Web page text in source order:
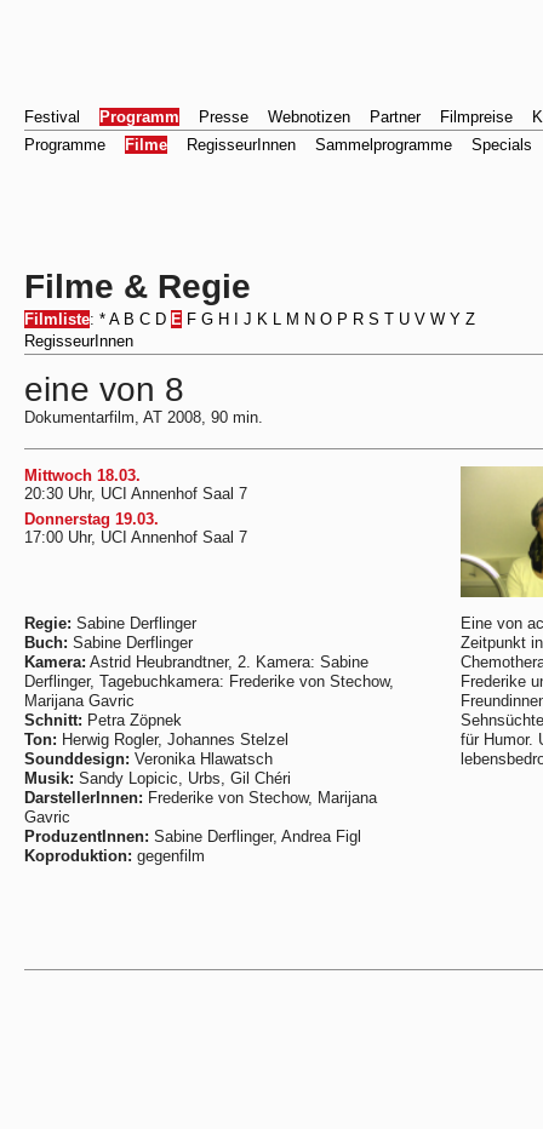
Festival Programm Presse Webnotizen Partner Filmpreise
Programme
Filme RegisseurInnen Sammelprogramme Specials
Filme & Regie
Filmliste: * A B C D E F G H J K L M N O P R S T U V W Y Z
RegisseurInnen
eine von 8
Dokumentarfilm, AT 2008, 90 min.
Mittwoch 18.03.
20:30 Uhr, UCI Annenhof Saal 7
Donnerstag 19.03.
17:00 Uhr, UCI Annenhof Saal 7
Regie: Sabine Derflinger
Buch: Sabine Derflinger
Kamera: Astrid Heubrandtner, 2. Kamera: Sabine
Derflinger, Tagebuchkamera: Frederike von Stechow,
Marijana Gavric
Schnitt: Petra Zöpnek
Ton: Herwig Rogler, Johannes Stelzel
Sounddesign: Veronika Hlawatsch
Musik: Sandy Lopicic, Urbs, Gil Chéri
DarstellerInnen: Frederike von Stechow, Marijana
Gavric
ProduzentInnen: Sabine Derflinger, Andrea Figl
Koproduktion: gegenfilm
Eine von
Zeitpunkt
Frederike
für Humor.